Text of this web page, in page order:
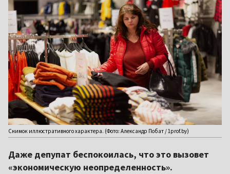
Снимок иллюстративного характера. (Фото: Александр Побат / 1prof.by)
Даже депупат беспокоилась, что это вызовет
«экономическую неопределенность».